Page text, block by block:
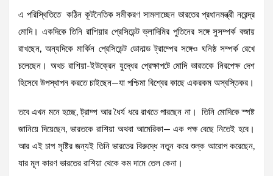
এ পরিস্থিতিতে কঠিন কূটনৈতিক সমীকরণ সামলাচ্ছেন ভারতের প্রধানমন্ত্রী নরেন্দ্র
মোদি। একদিকে তিনি রাশিয়ার প্রেসিডেন্ট ভ্লাদিমির পুতিনের সঙ্গে সুসম্পর্ক বজায়
রাখছেন, অন্যদিকে মার্কিন প্রেসিডেন্ট ডোনাল্ড ট্রাম্পের সঙ্গেও ঘনিষ্ঠ সম্পর্ক রেখে
চলেছেন। অথচ রাশিয়া-ইউক্রেন যুদ্ধের প্রেক্ষাপটে মোদি ভারতকে নিরপেক্ষ দেশ
হিসেবে উপস্থাপন করতে চাইছেন—যা পশ্চিমা বিশ্বের কাছে একরকম অস্বস্তিকর।
তবে এখন মনে হচ্ছে, ট্রাম্প আর ধৈর্য ধরে রাখতে পারছেন না। তিনি মোদিকে স্পষ্ট
জানিয়ে দিয়েছেন, ভারতকে রাশিয়া অথবা আমেরিকা— এক পক্ষ বেছে নিতেই হবে।
আর এই চাপ সৃষ্টির জন্যই তিনি ভারতের বিরুদ্ধে নতুন করে শুল্ক আরোপ করেছেন,
যার মূল কারণ ভারতের রাশিয়া থেকে কম দামে তেল কেনা।